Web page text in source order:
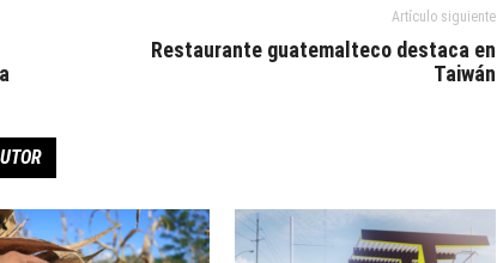
Artículo siguiente
Restaurante guatemalteco destaca en
Taiwán